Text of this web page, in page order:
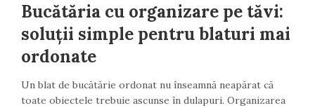
Bucătăria cu organizare pe tăvi:
soluții simple pentru blaturi mai
ordonate
Un blat de bucătărie ordonat nu înseamnă neapărat că
toate obiectele trebuie ascunse în dulapuri. Organizarea